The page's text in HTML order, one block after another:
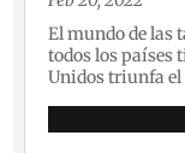
El mundo de las
todos los países
Unidos triunfa el